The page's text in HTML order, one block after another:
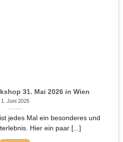
31. Mai 2026 in Wien
1. Juni 2026
jedes Mal ein besonderes und
Hier ein paar [...]